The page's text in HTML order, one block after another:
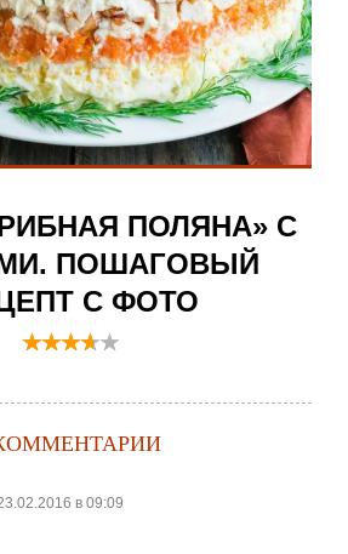
ПОЛЯНА» С
ПОШАГОВЫЙ
С ФОТО
в 09:09